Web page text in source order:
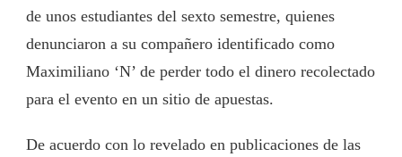
de unos estudiantes del sexto semestre, quienes
denunciaron a su compañero identificado como
Maximiliano ‘N’ de perder todo el dinero recolectado
para el evento en un sitio de apuestas.
De acuerdo con lo revelado en publicaciones de las